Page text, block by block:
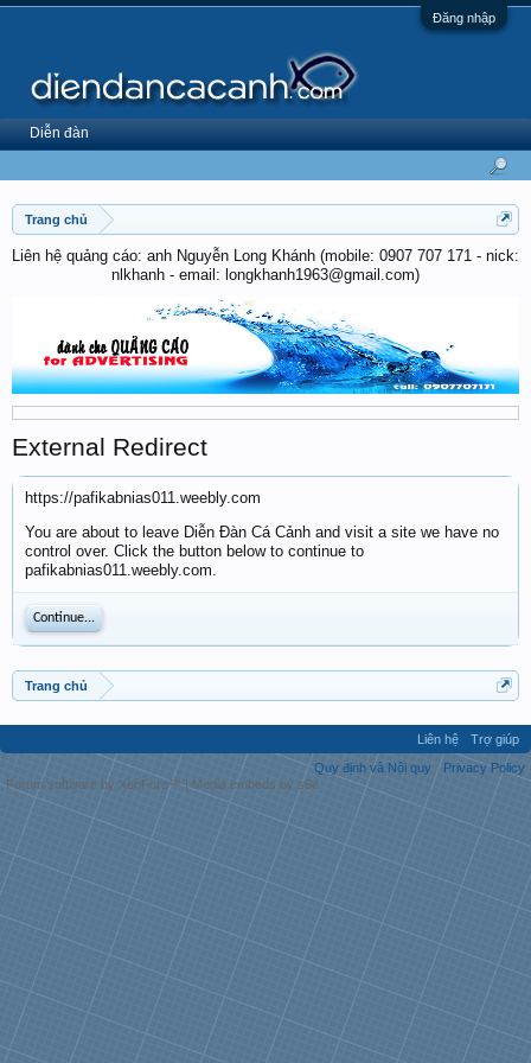
Đăng nhập
Trang chủ
Liên hệ quảng cáo: anh Nguyễn Long Khánh (mobile: 0907 707 171 - nick:
nlkhanh - email: longkhanh1963@gmail.com)
External Redirect
https://pafikabnias011.weebly.com
You are about to leave Diễn Đàn Cá Cảnh and visit a site we have no
control over. Click the button below to continue to
pafikabnias011.weebly.com.
Continue...
Trang chủ
Diễn đàn
Liên hệ
Trợ giúp
Quy định và Nội quy
Privacy Policy
Forum software by XenForo™ | Media embeds by s9e